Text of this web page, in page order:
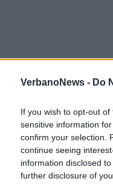
VerbanoNews - Do
If you wish to opt-out
sensitive information
confirm your selection.
continue seeing
information disclosed
further disclosure of